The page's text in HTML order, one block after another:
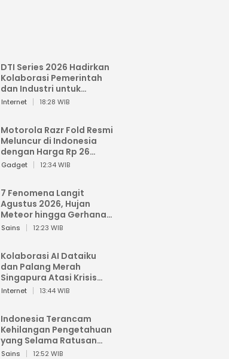
DTI Series 2026 Hadirkan
Kolaborasi Pemerintah
dan Industri untuk
Percepatan
Internet 18:28 WIB
Motorola Razr Fold Resmi
Meluncur di Indonesia
dengan Harga Rp 26
Jutaan
Gadget 12:34 WIB
7 Fenomena Langit
Agustus 2026, Hujan
Meteor hingga Gerhana
Matahari
Sains 12:23 WIB
Kolaborasi AI Dataiku
dan Palang Merah
Singapura Atasi Krisis
Bencana
Internet 13:44 WIB
Indonesia Terancam
Kehilangan Pengetahuan
yang Selama Ratusan
Tahun Menjaga Alam
Sains 12:52 WIB